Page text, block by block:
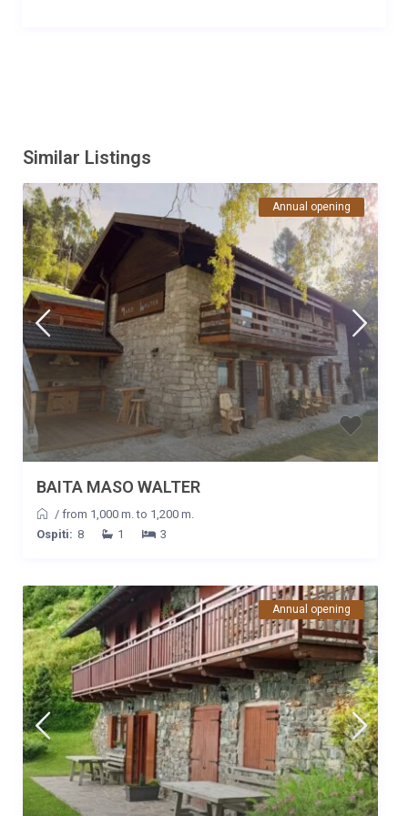
29/07/2022
Barbieri Roberto
Commento
Bellissima esperienza sicuramente da ripetere Il maso è
comodo e curato con una grande spazio esterno a prato
,immerso nei boschi ma comodo al paese di Torcegno dove
sono presenti tutti i servizi essenziali . Ottimo per chi ha animali
domestici .
Data
16/07/2022
Nome
Maria Grazia
Valutazione
Commento
È stata una settimana di assoluto riposo la baita è immersa
nella natura e nel silenzio ed era quello che volevamo . I
ritorneremo sicuramente .
Commento
È stata una settimana di assoluto riposo la baita è immersa
nella natura e nel silenzio ed era quello che volevamo . I
proprietari, Rita e Giulio sono stati di una estrema gentilezza a
disposizione per qualsiasi esigenza . Siamo stati benissimo e ci
ritorneremo sicuramente .
Data
12/06/2022
Nome
Filippo
Valutazione
Commento
Abbiamo trascorso 4 giorni in questa magnifica struttura e ci
Similar Listings
Annual opening
BAITA MASO WALTER
/ from 1,000 m. to 1,200 m.
Ospiti: 8 1 3
Annual opening